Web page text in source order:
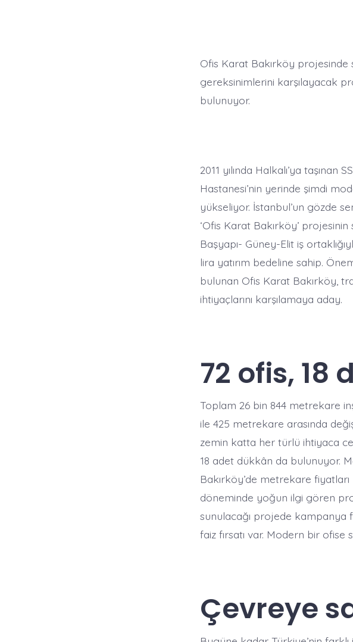
Ofis Karat Bakırköy projesinde
gereksinimlerini karşılayacak
bulunuyor.
2011 yılında Halkalı’ya taşınan
Hastanesi’nin yerinde şimdi
yükseliyor. İstanbul’un gözde
‘Ofis Karat Bakırköy’
Başyapı- Güney-Elit iş
lira yatırım bedeline sahip.
bulunan Ofis Karat Bakırköy,
ihtiyaçlarını karşılamaya aday.
72 ofis, 18
Toplam 26 bin 844 metrekare
ile 425 metrekare arasında
zemin katta her türlü ihtiyaca
18 adet dükkân da bulunuyor.
Bakırköy’de metrekare
döneminde yoğun ilgi gören
sunulacağı projede kampanya
faiz fırsatı var. Modern bir ofise
Çevreye